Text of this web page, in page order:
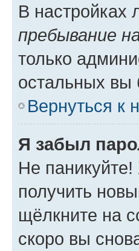
В настройках
пребывание
только
остальных вы
Вернуться к
Я забыл
Не паникуйте!
получить
щёлкните на
скоро вы